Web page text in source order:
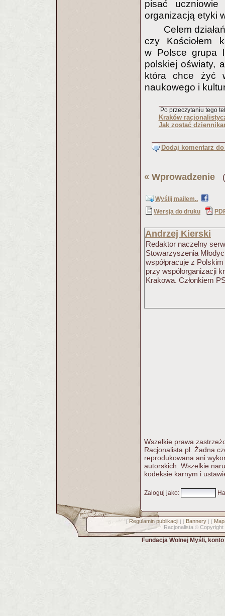
pisać
organizacją etyki
Celem
czy Kościołem
w Polsce grupa
polskiej oświaty,
która chce żyć
naukowego i
Po przeczytaniu tego
Kraków
Jak zostać
Dodaj komentarz
« Wprowadzenie
Wyślij mailem..
Wersja do druku
Andrzej Kierski
Redaktor naczelny
Stowarzyszenia
współpracuje z
przy współorganizacji
Krakowa. Członkiem
Wszelkie prawa
Racjonalista.pl. Żadna
reprodukowana ani
autorskich. Wszelkie
kodeksie karnym i
Zaloguj jako:
[ Regulamin publikacji] [ Bannery] [
Racjonalista © Copyright
Fundacja Wolnej Myśli,